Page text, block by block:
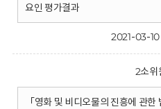
요인 평가결과
2021-03-10
2소위
「영화 및 비디오물의 진흥에 관